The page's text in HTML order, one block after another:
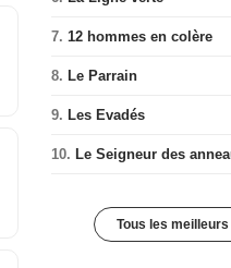
7. 12 hommes en colère
8. Le Parrain
9. Les Evadés
10. Le Seigneur des
Tous les